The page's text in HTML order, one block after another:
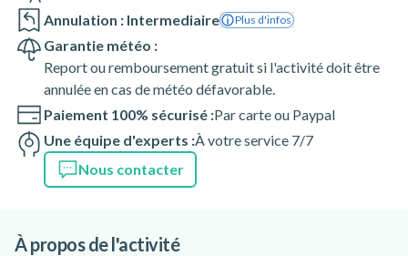
Annulation : Intermediaire
Plus d'infos
Garantie météo :
Report ou remboursement gratuit si l'activité doit être
annulée en cas de météo défavorable.
Paiement 100% sécurisé :Par carte ou Paypal
Une équipe d'experts :À votre service 7/7
Nous contacter
À propos de l'activité